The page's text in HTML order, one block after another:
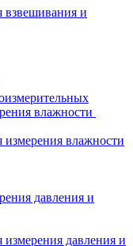
взвешивания и
влажности
влажности
давления и
давления и